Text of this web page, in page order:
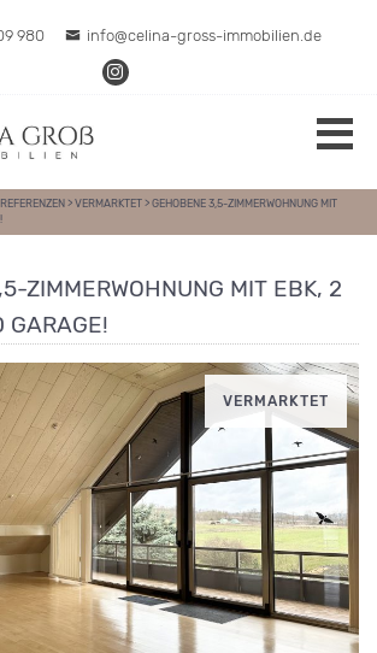
980
info@celina-gross-immobilien.de
REFERENZEN > VERMARKTET > GEHOBENE 3,5-ZIMMERWOHNUNG MIT
ZIMMERWOHNUNG MIT EBK, 2
GARAGE!
VERMARKTET